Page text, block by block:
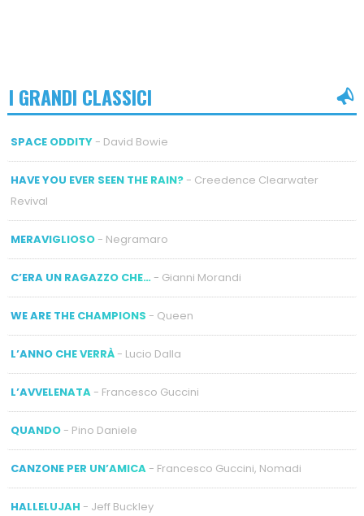
I GRANDI CLASSICI
SPACE ODDITY- David Bowie
HAVE YOU EVER SEEN THE RAIN?- Creedence Clearwater
Revival
MERAVIGLIOSO- Negramaro
C’ERA UN RAGAZZO CHE…- Gianni Morandi
WE ARE THE CHAMPIONS - Queen
L’ANNO CHE VERRÀ- Lucio Dalla
L’AVVELENATA- Francesco Guccini
QUANDO- Pino Daniele
CANZONE PER UN’AMICA- Francesco Guccini, Nomadi
HALLELUJAH - Jeff Buckley